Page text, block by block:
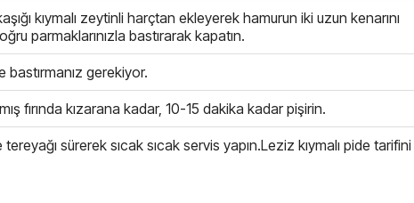
kıymalı zeytinli harçtan ekleyerek hamurun iki uzun kenarını
parmaklarınızla bastırarak kapatın.
bastırmanız gerekiyor.
fırında kızarana kadar, 10-15 dakika kadar pişirin.
tereyağı sürerek sıcak sıcak servis yapın.Leziz kıymalı pide tarifini